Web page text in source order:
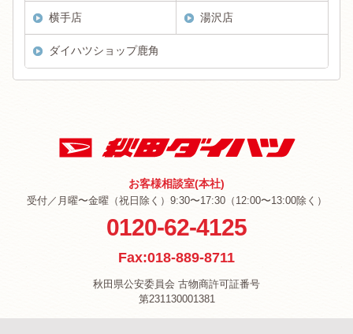
横手店 湯沢店
ダイハツショップ鹿角
お客様相談室(本社)
受付／月曜〜金曜（祝日除く）9:30〜17:30（12:00〜13:00除く）
0120-62-4125
Fax:018-889-8711
秋田県公安委員会 古物商許可証番号
第231130001381